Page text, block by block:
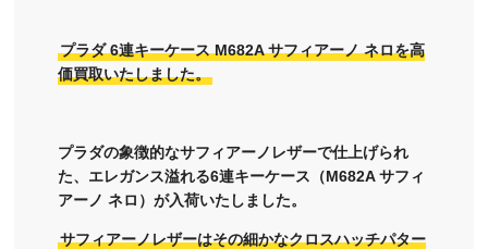
プラダ 6連キーケース M682A サフィアーノ ネロを高
価買取いたしました。
プラダの象徴的なサフィアーノレザーで仕上げられ
た、エレガンス溢れる6連キーケース（M682A サフィ
アーノ ネロ）が入荷いたしました。
サフィアーノレザーはその細かなクロスハッチパター